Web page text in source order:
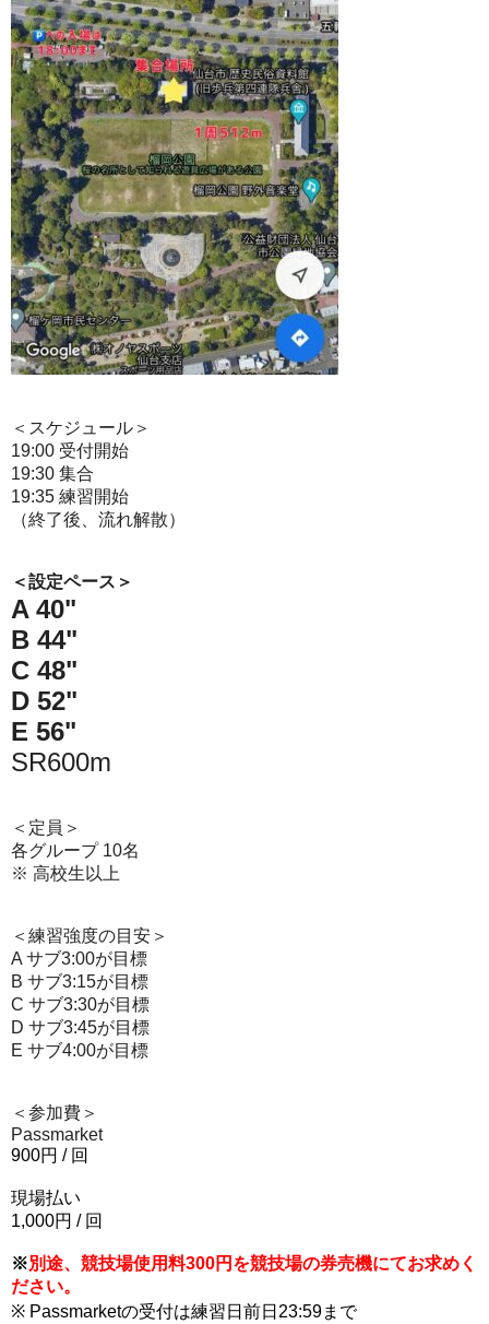
＜スケジュール＞
19:00 受付開始
19:30 集合
19:35 練習開始
（終了後、流れ解散）
＜設定ペース＞
A 40"
B 44"
C 48"
D 52"
E 56"
SR600m
＜定員＞
各グループ 10名
※ 高校生以上
＜練習強度の目安＞
A サブ3:00が目標
B サブ3:15が目標
C サブ3:30が目標
D サブ3:45が目標
E サブ4:00が目標
＜参加費＞
Passmarket
900円 / 回
現場払い
1,000円 / 回
※別途、競技場使用料300円を競技場の券売機にてお求めく
ださい。
※ Passmarketの受付は練習日前日23:59まで